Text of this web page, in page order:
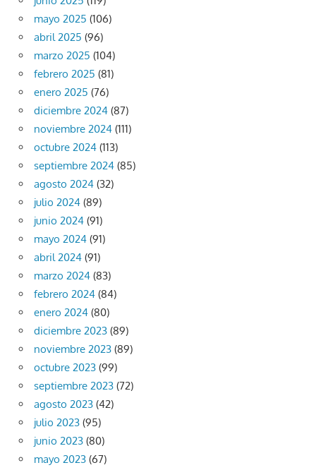
mayo 2025 (106)
abril 2025 (96)
marzo 2025 (104)
febrero 2025 (81)
enero 2025 (76)
diciembre 2024 (87)
noviembre 2024 (111)
octubre 2024 (113)
septiembre 2024 (85)
agosto 2024 (32)
julio 2024 (89)
junio 2024 (91)
mayo 2024 (91)
abril 2024 (91)
marzo 2024 (83)
febrero 2024 (84)
enero 2024 (80)
diciembre 2023 (89)
noviembre 2023 (89)
octubre 2023 (99)
septiembre 2023 (72)
agosto 2023 (42)
julio 2023 (95)
junio 2023 (80)
mayo 2023 (67)